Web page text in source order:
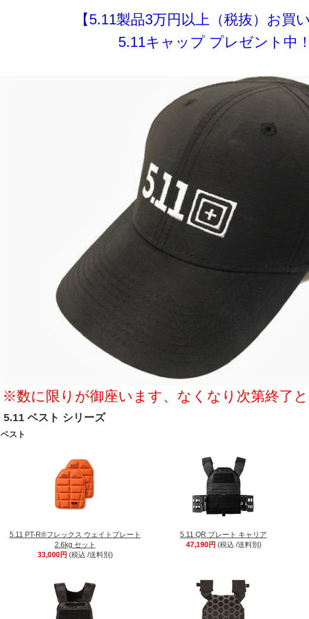
【5.11製品3万円以上（税抜）お買
5.11キャップ プレゼント中
※数に限りが御座います、なくなり次第終了
5.11 ベスト シリーズ
ベスト
5.11 PT-R®フレックス ウェイトプレート
2.6kg セット
33,000円 (税込 /送料別)
5.11 QR プレート キャリア
47,190円 (税込 /送料別)